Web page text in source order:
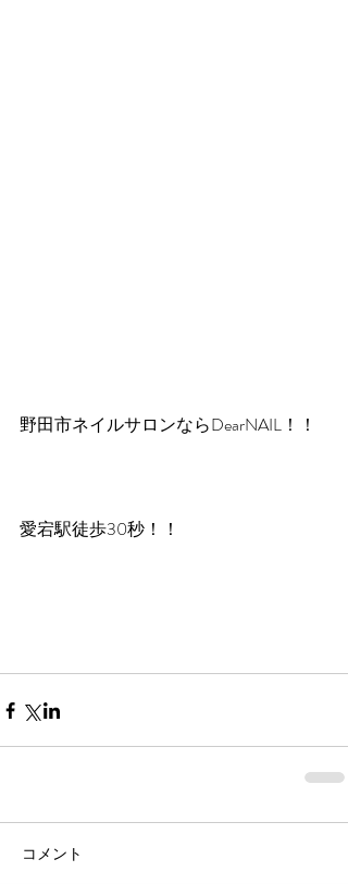
野田市ネイルサロンならDearNAIL！！
愛宕駅徒歩30秒！！
コメント